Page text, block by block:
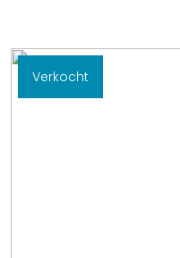
Verkocht